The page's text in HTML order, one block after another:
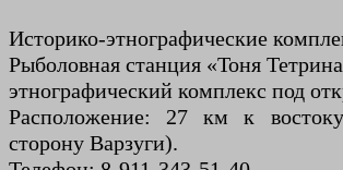
Историко-этнографические
Рыболовная станция «Тоня
этнографический комплекс под
Расположение: 27 км к
сторону Варзуги).